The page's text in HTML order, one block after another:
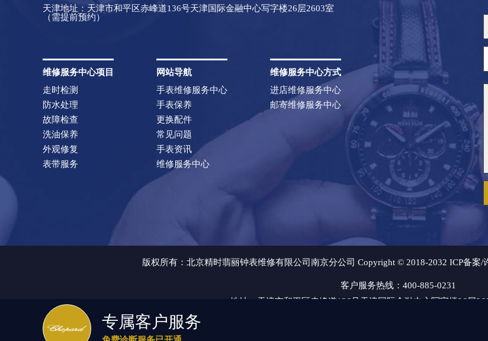
天津地址：天津市和平区赤峰道136号天津国际金融中心写字楼26层2603室
（需提前预约）
维修服务中心项目
走时检测
防水处理
故障检查
洗油保养
外观修复
表带服务
网站导航
手表维修服务中心
手表保养
更换配件
常见问题
手表资讯
维修服务中心
维修服务中心方式
进店维修服务中心
邮寄维修服务中心
版权所有：北京精时翡丽钟表维修有限公司南京分公司 Copyright © 2018-2032 ICP备案/
客户服务热线：400-885-0231
地址：天津市和平区赤峰道136号天津国际金融中心写字楼26层
如权利人或知情人士发现本站内容存在事实错误或涉及版权、名誉权等侵权问题，请通过邮箱：2557628530@qq.com 与我
18T10:47:14+08:00
专属客户服务